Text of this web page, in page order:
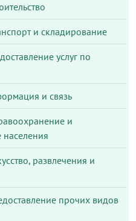
и складирование
услуг по
и связь
и
развлечения и
прочих видов